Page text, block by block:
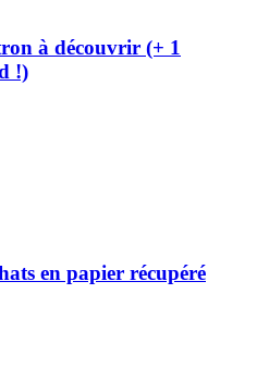
à découvrir (+ 1
!)
en papier récupéré